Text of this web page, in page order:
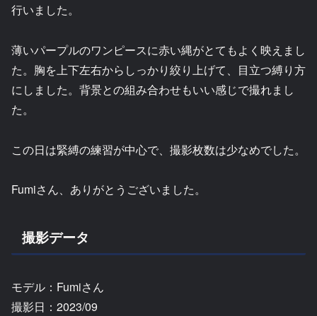
行いました。
薄いパープルのワンピースに赤い縄がとてもよく映えまし
た。胸を上下左右からしっかり絞り上げて、目立つ縛り方
にしました。背景との組み合わせもいい感じで撮れまし
た。
この日は緊縛の練習が中心で、撮影枚数は少なめでした。
Fumiさん、ありがとうございました。
撮影データ
モデル：Fumiさん
撮影日：2023/09